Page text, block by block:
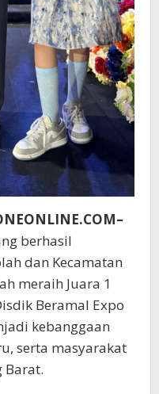
berhasil
dan Kecamatan
meraih Juara 1
Beramal Expo
kebanggaan
serta masyarakat
Barat.